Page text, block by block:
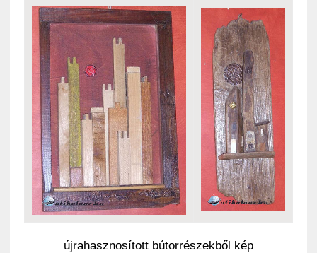
újrahasznosított bútorrészekből kép